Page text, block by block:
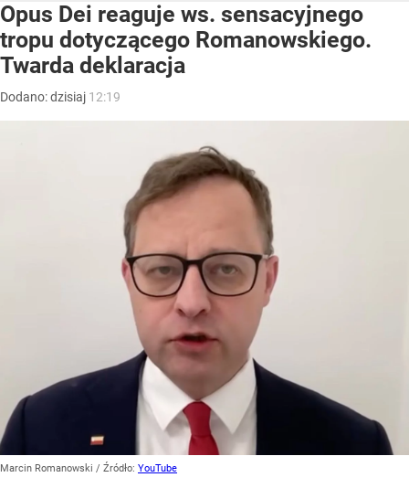
Opus Dei reaguje ws. sensacyjnego
tropu dotyczącego Romanowskiego.
Twarda deklaracja
Dodano:dzisiaj 12:19
Marcin Romanowski / Źródło: YouTube